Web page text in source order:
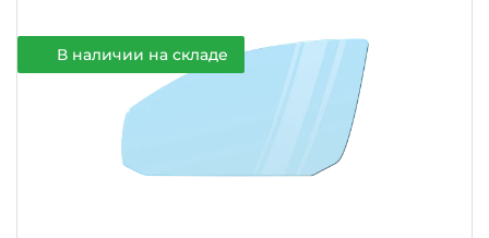
В наличии на складе